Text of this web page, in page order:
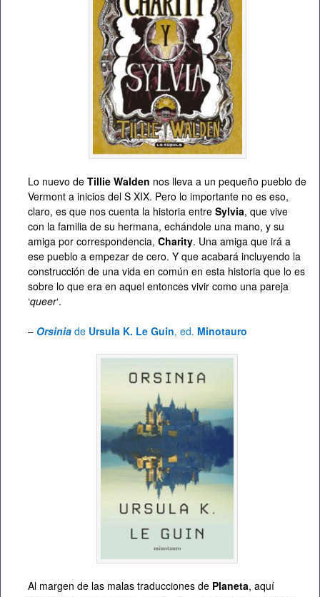
Lo nuevo de Tillie Walden nos lleva a un pequeño pueblo de
Vermont a inicios del S XIX. Pero lo importante no es eso,
claro, es que nos cuenta la historia entre Sylvia, que vive
con la familia de su hermana, echándole una mano, y su
amiga por correspondencia, Charity. Una amiga que irá a
ese pueblo a empezar de cero. Y que acabará incluyendo la
construcción de una vida en común en esta historia que lo es
sobre lo que era en aquel entonces vivir como una pareja
‘queer‘.
– Orsinia de Ursula K. Le Guin, ed. Minotauro
Al margen de las malas traducciones de Planeta, aquí